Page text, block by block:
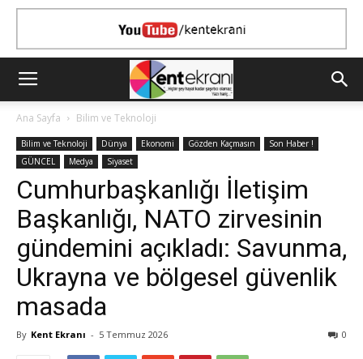
Ana Sayfa Bilim ve Teknoloji
Bilim ve Teknoloji Dünya Ekonomi Gözden Kaçmasın
Son Haber !
GÜNCEL
Medya Siyaset
Cumhurbaşkanlığı İletişim
Başkanlığı, NATO zirvesinin
gündemini açıkladı: Savunma,
Ukrayna ve bölgesel güvenlik
masada
By Kent Ekranı - 5 Temmuz 2026 0